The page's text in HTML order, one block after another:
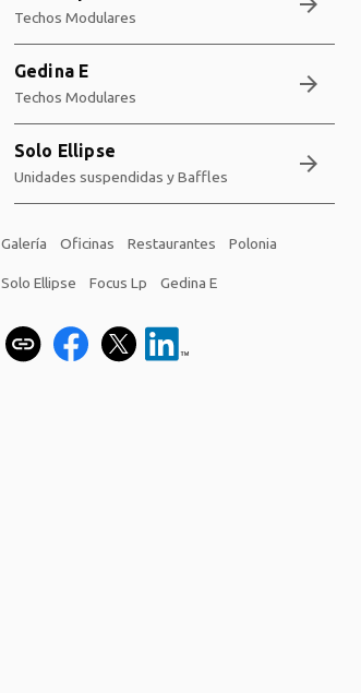
Techos Modulares
Gedina E
Techos Modulares arrow_forward
Solo Ellipse
Unidades suspendidas y Baffles arrow_forward
Galería Oficinas Restaurantes Polonia
Solo Ellipse Focus Lp Gedina E